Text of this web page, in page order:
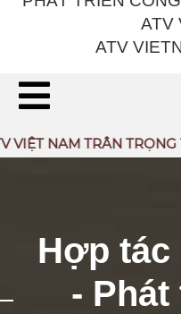
ATV
ATV
NAM TRÂN TRỌNG
Hợp tác
- Phát